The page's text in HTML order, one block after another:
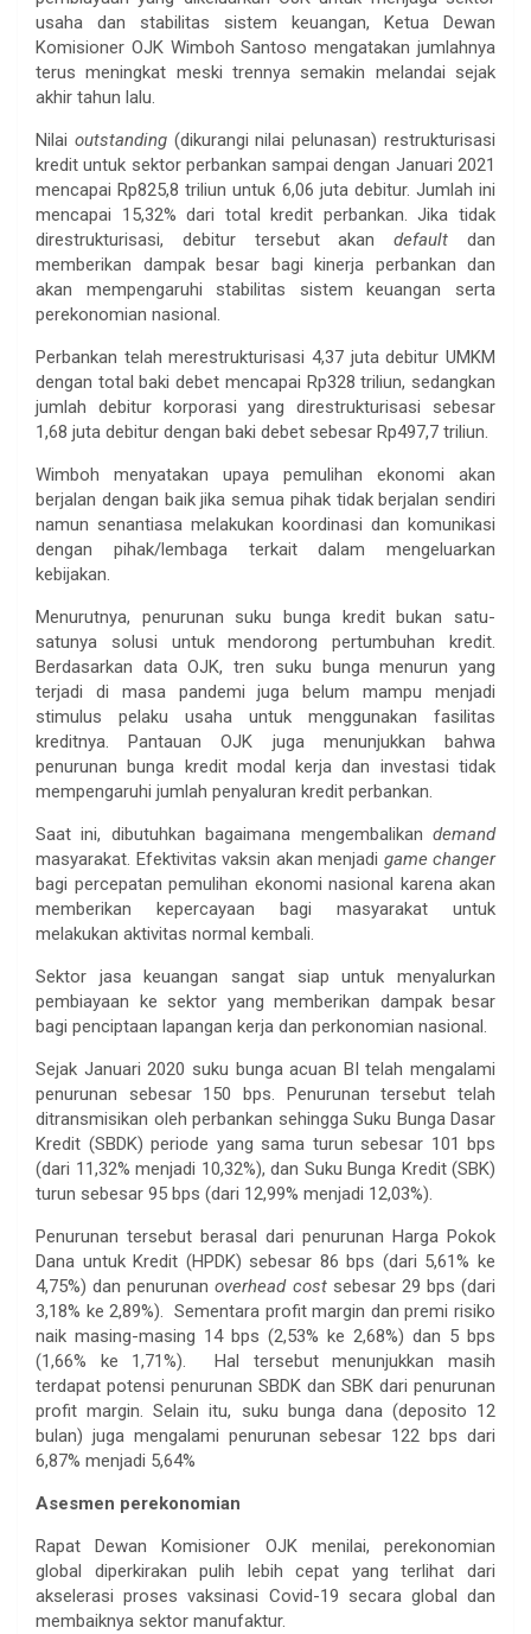
usaha dan stabilitas sistem keuangan, Ketua Dewan
Komisioner OJK Wimboh Santoso mengatakan jumlahnya
terus meningkat meski trennya semakin melandai sejak
akhir tahun lalu.
Nilai outstanding(dikurangi nilai pelunasan) restrukturisasi
kredit untuk sektor perbankan sampai dengan Januari 2021
mencapai Rp825,8 triliun untuk 6,06 juta debitur. Jumlah ini
mencapai 15,32% dari total kredit perbankan. Jika tidak
direstrukturisasi, debitur tersebut akandefault dan
memberikan dampak besar bagi kinerja perbankan dan
akan mempengaruhi stabilitas sistem keuangan serta
perekonomian nasional.
Perbankan telah merestrukturisasi 4,37 juta debitur UMKM
dengan total baki debet mencapai Rp328 triliun, sedangkan
jumlah debitur korporasi yang direstrukturisasi sebesar
1,68 juta debitur dengan baki debet sebesar Rp497,7 triliun.
Wimboh menyatakan upaya pemulihan ekonomi akan
berjalan dengan baik jika semua pihak tidak berjalan sendiri
namun senantiasa melakukan koordinasi dan komunikasi
dengan pihak/lembaga terkait dalam mengeluarkan
kebijakan.
Menurutnya, penurunan suku bunga kredit bukan satu-
satunya solusi untuk mendorong pertumbuhan kredit.
Berdasarkan data OJK, tren suku bunga menurun yang
terjadi di masa pandemi juga belum mampu menjadi
stimulus pelaku usaha untuk menggunakan fasilitas
kreditnya. Pantauan OJK juga menunjukkan bahwa
penurunan bunga kredit modal kerja dan investasi tidak
mempengaruhi jumlah penyaluran kredit perbankan.
Saat ini, dibutuhkan bagaimana mengembalikan demand
masyarakat. Efektivitas vaksin akan menjadi game changer
bagi percepatan pemulihan ekonomi nasional karena akan
memberikan kepercayaan bagi masyarakat untuk
melakukan aktivitas normal kembali.
Sektor jasa keuangan sangat siap untuk menyalurkan
pembiayaan ke sektor yang memberikan dampak besar
bagi penciptaan lapangan kerja dan perkonomian nasional.
Sejak Januari 2020 suku bunga acuan BI telah mengalami
penurunan sebesar 150 bps. Penurunan tersebut telah
ditransmisikan oleh perbankan sehingga Suku Bunga Dasar
Kredit (SBDK) periode yang sama turun sebesar 101 bps
(dari 11,32% menjadi 10,32%), dan Suku Bunga Kredit (SBK)
turun sebesar 95 bps (dari 12,99% menjadi 12,03%).
Penurunan tersebut berasal dari penurunan Harga Pokok
Dana untuk Kredit (HPDK) sebesar 86 bps (dari 5,61% ke
4,75%) dan penurunanoverhead costsebesar 29 bps (dari
3,18% ke 2,89%). Sementara profit margin dan premi risiko
naik masing-masing 14 bps (2,53% ke 2,68%) dan 5 bps
(1,66% ke 1,71%). Hal tersebut menunjukkan masih
terdapat potensi penurunan SBDK dan SBK dari penurunan
profit margin. Selain itu, suku bunga dana (deposito 12
bulan) juga mengalami penurunan sebesar 122 bps dari
6,87% menjadi 5,64%
Asesmen perekonomian
Rapat Dewan Komisioner OJK menilai, perekonomian
global diperkirakan pulih lebih cepat yang terlihat dari
akselerasi proses vaksinasi Covid-19 secara global dan
membaiknya sektor manufaktur.